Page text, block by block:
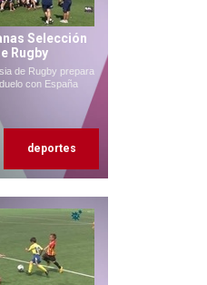
Selección
Rugby
de Rugby prepara
con España
deportes